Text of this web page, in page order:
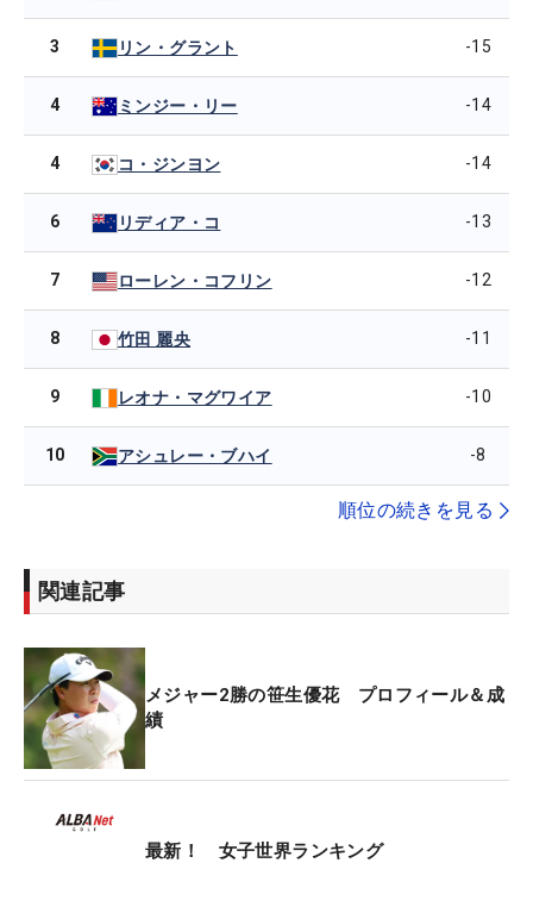
3 リン・グラント -15
4 ミンジー・リー -14
4 コ・ジンヨン -14
6 リディア・コ -13
7 ローレン・コフリン -12
8 竹田 麗央 -11
9 レオナ・マグワイア -10
10 アシュレー・ブハイ -8
順位の続きを見る
関連記事
メジャー2勝の笹生優花 プロフィール＆成
績
最新！ 女子世界ランキング